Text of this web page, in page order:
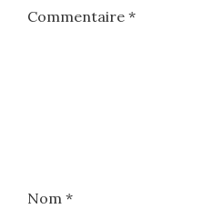
Commentaire *
Nom *